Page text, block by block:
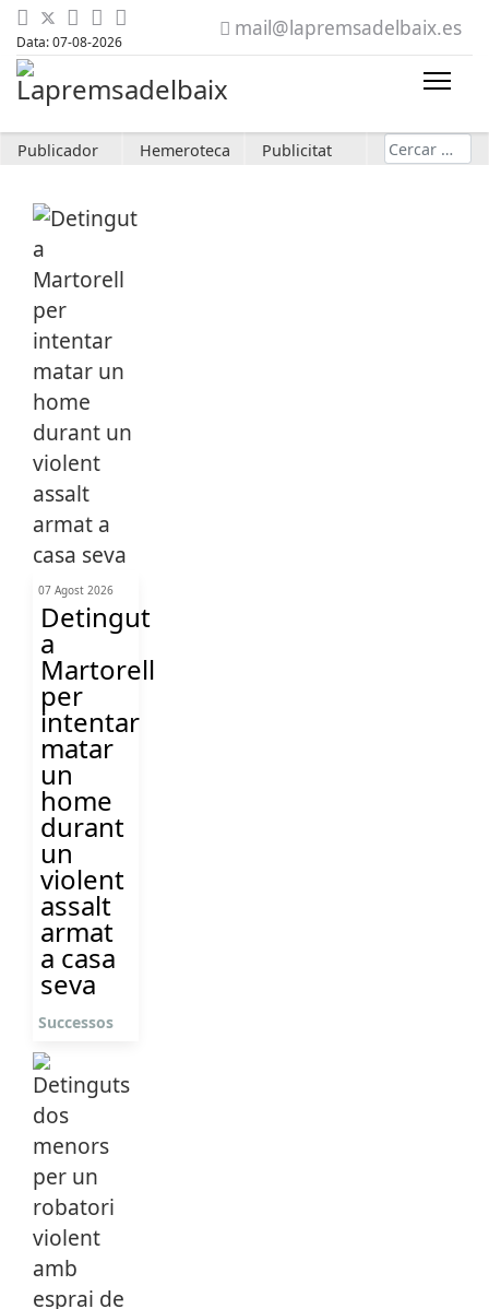
Data: 07-08-2026
mail@lapremsadelbaix.es
Publicador Hemeroteca Publicitat Cerca
07 Agost 2026
Detingut
a
Martorell
per
intentar
matar
un
home
durant
un
violent
assalt
armat
a casa
seva
Successos